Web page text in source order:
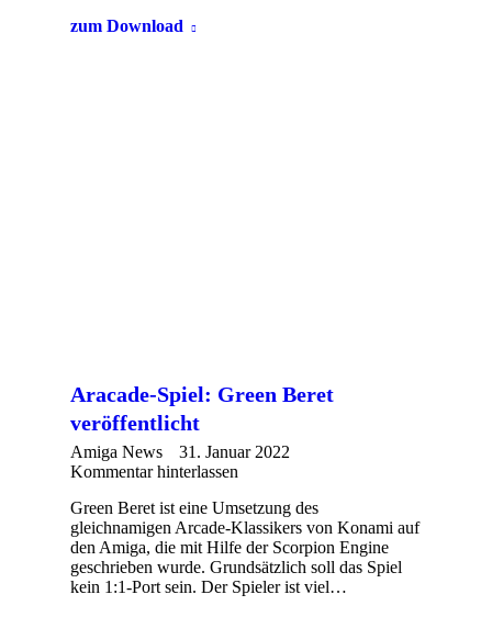
zum Download
Aracade-Spiel: Green Beret
veröffentlicht
Amiga News
31. Januar 2022
Kommentar hinterlassen
Green Beret ist eine Umsetzung des
gleichnamigen Arcade-Klassikers von Konami auf
den Amiga, die mit Hilfe der Scorpion Engine
geschrieben wurde. Grundsätzlich soll das Spiel
kein 1:1-Port sein. Der Spieler ist viel…